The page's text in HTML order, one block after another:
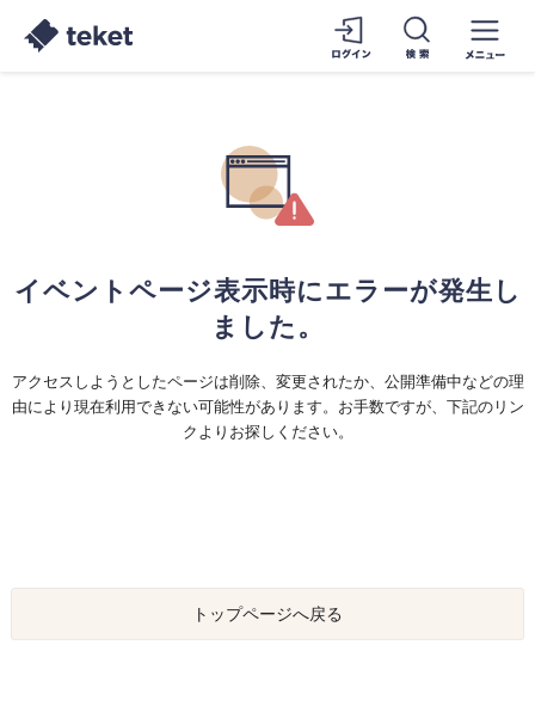
イベントページ表示時にエラーが発生し
ました。
アクセスしようとしたページは削除、変更されたか、公開準備中などの理
由により現在利用できない可能性があります。お手数ですが、下記のリン
クよりお探しください。
トップページへ戻る